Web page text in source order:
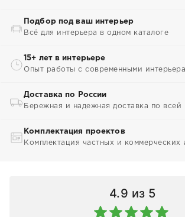
Подбор под ваш интерьер
Всё для интерьера в одном каталоге
15+ лет в интерьере
Опыт работы с современными
Доставка по России
Бережная и надежная доставка по всей
Комплектация проектов
Комплектация частных и коммерческих
4.9 из 5